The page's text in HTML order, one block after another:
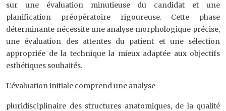
sur une évaluation minutieuse du candidat et une
planification préopératoire rigoureuse. Cette phase
déterminante nécessite une analyse morphologique précise,
une évaluation des attentes du patient et une sélection
appropriée de la technique la mieux adaptée aux objectifs
esthétiques souhaités.
L’évaluation initiale comprend une analyse
pluridisciplinaire des structures anatomiques, de la qualité